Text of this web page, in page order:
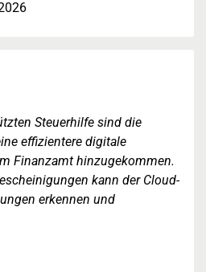
Steuerhilfe sind die
effizientere digitale
Finanzamt hinzugekommen.
kann der Cloud-
erkennen und